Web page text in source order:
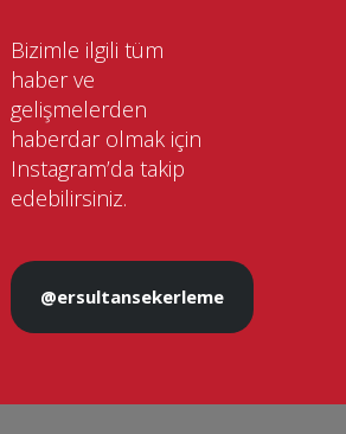
Bizimle ilgili tüm
haber ve
gelişmelerden
haberdar olmak için
Instagram’da takip
edebilirsiniz.
@ersultansekerleme